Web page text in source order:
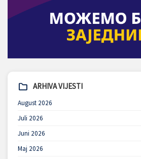
ARHIVA VIJESTI
August 2026
Juli 2026
Juni 2026
Maj 2026